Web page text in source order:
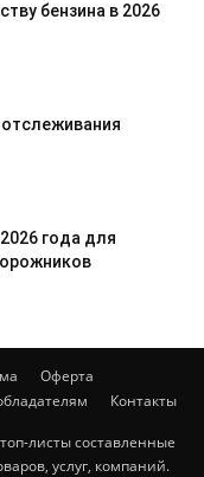
бензина в 2026
года для
Оферта
Контакты
листы составленные
услуг, компаний.